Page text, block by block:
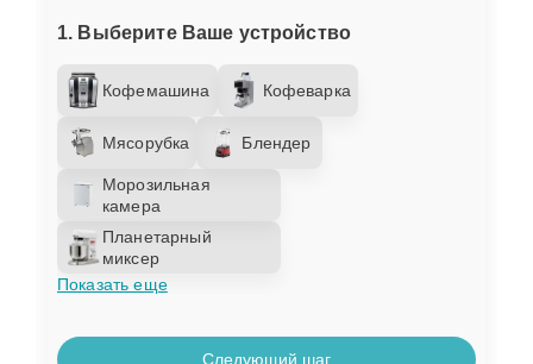
1. Выберите Ваше устройство
Кофемашина Кофеварка
Мясорубка Блендер
Морозильная
камера
Планетарный
миксер
Показать еще
Следующий шаг